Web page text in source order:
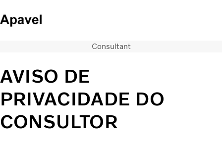
Notícias
QUEM SOMOS
CONCESSIONARIAS
ÔNIBUS
FINANCIAMENTO E CONSORCIO
Consultant
AVISO DE
PRIVACIDADE DO
CONSULTOR